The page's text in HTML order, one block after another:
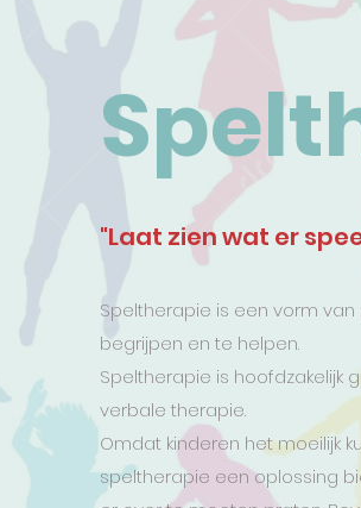
"Laat zien wat er
Speltherapie is een vorm
begrijpen en te helpen.
Speltherapie is hoofdzakelijk
verbale therapie.
Omdat kinderen het moeilijk
speltherapie een oplossing